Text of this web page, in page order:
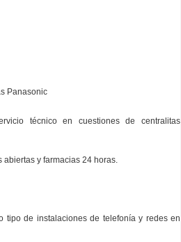
Panasonic
técnico en cuestiones de centralitas
abiertas y farmacias 24 horas.
tipo de instalaciones de telefonía y redes en